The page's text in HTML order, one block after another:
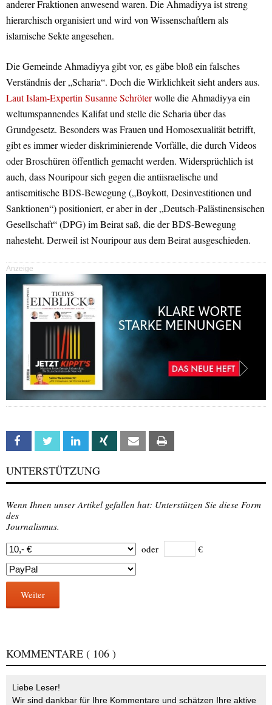
anderer Fraktionen anwesend waren. Die Ahmadiyya ist streng
hierarchisch organisiert und wird von Wissenschaftlern als
islamische Sekte angesehen.
Die Gemeinde Ahmadiyya gibt vor, es gäbe bloß ein falsches
Verständnis der „Scharia“. Doch die Wirklichkeit sieht anders aus.
Laut Islam-Expertin Susanne Schröterwolle die Ahmadiyya ein
weltumspannendes Kalifat und stelle die Scharia über das
Grundgesetz. Besonders was Frauen und Homosexualität betrifft,
gibt es immer wieder diskriminierende Vorfälle, die durch Videos
oder Broschüren öffentlich gemacht werden. Widersprüchlich ist
auch, dass Nouripour sich gegen die antiisraelische und
antisemitische BDS-Bewegung („Boykott, Desinvestitionen und
Sanktionen“) positioniert, er aber in der „Deutsch-Palästinensischen
Gesellschaft“ (DPG) im Beirat saß, die der BDS-Bewegung
nahesteht. Derweil ist Nouripour aus dem Beirat ausgeschieden.
Anzeige
Facebook Twitter Linkedin Xing Email
UNTERSTÜTZUNG
Wenn Ihnen unser Artikel gefallen hat: Unterstützen Sie diese Form
des
Journalismus.
oder
€
Weiter
KOMMENTARE ( 106 )
Liebe Leser!
Wir sind dankbar für Ihre Kommentare und schätzen Ihre aktive